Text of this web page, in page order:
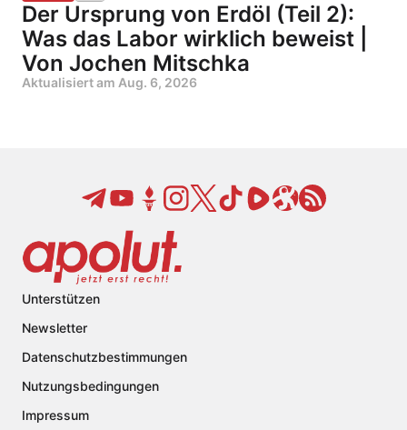
Der Ursprung von Erdöl (Teil 2):
Was das Labor wirklich beweist |
Von Jochen Mitschka
Aktualisiert am Aug. 6, 2026
Unterstützen
Newsletter
Datenschutzbestimmungen
Nutzungsbedingungen
Impressum